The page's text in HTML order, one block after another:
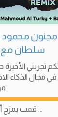
محمود
سلطان مع
تجربتي
مجال الذكاء
قمت بمزج أصوات الفنانين ...